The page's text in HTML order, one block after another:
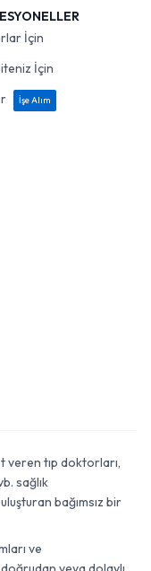
İçin
İçin
İşe Alım
veren tıp doktorları,
sağlık
bağımsız bir
ve